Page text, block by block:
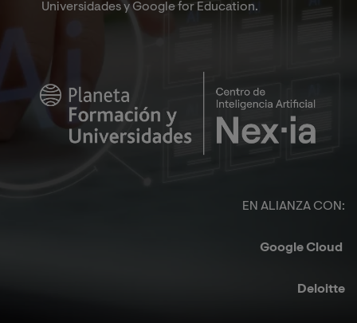
Universidades y Google for Education.​
EN ALIANZA CON:​
Google Cloud ​
Deloitte​